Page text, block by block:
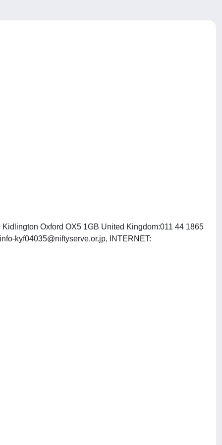
Oxford OX5 1GB United Kingdom:011 44 1865
kyf04035@niftyserve.or.jp, INTERNET: